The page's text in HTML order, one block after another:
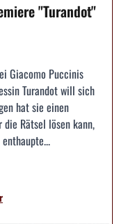
"Turandot"
Giacomo Puccinis
Turandot will sich
hat sie einen
Rätsel lösen kann,